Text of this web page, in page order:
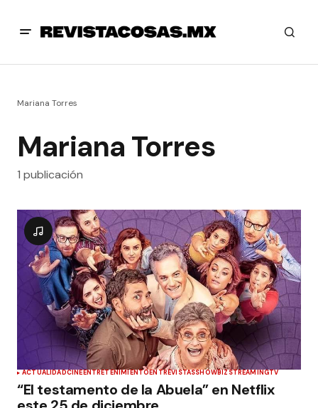
Mariana Torres
Mariana Torres
1 publicación
ACTUALIDADCINEENTRETENIMIENTOENTREVISTASSHOWBIZSTREAMINGTV
“El testamento de la Abuela” en Netflix